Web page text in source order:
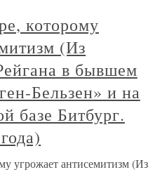
которому
(Из
в бывшем
Бельзен» и на
базе Битбург.
угрожает антисемитизм (Из